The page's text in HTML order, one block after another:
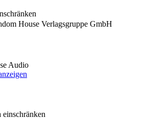
House Verlagsgruppe GmbH
Audio
einschränken